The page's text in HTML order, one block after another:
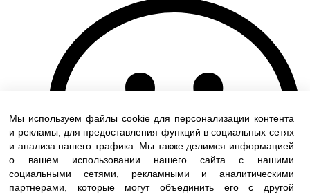
Мы используем файлы cookie для персонализации контента
и рекламы, для предоставления функций в социальных сетях
и анализа нашего трафика. Мы также делимся информацией
о вашем использовании нашего сайта с нашими
социальными сетями, рекламными и аналитическими
партнерами, которые могут объединить его с другой